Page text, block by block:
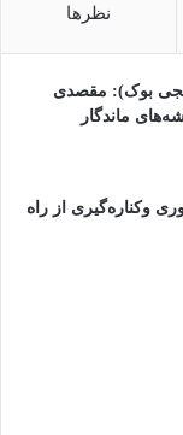
نظرها
بوک): مقصدی
ماندگار
وکناره‌گیری از راه